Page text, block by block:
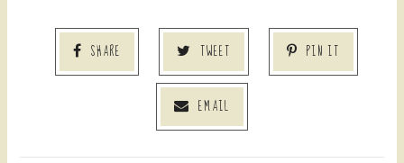
SHARE TWEET PIN IT
EMAIL